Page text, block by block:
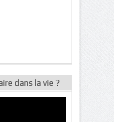
dans la vie ?